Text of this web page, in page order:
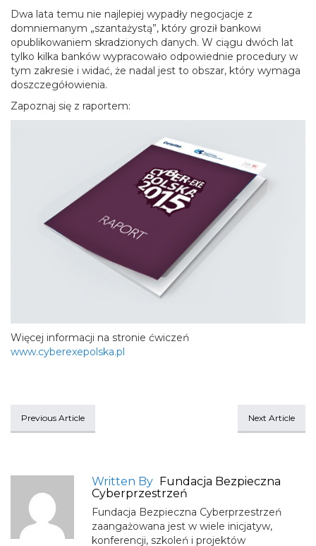
Dwa lata temu nie najlepiej wypadły negocjacje z
domniemanym „szantażystą”, który groził bankowi
opublikowaniem skradzionych danych. W ciągu dwóch lat
tylko kilka banków wypracowało odpowiednie procedury w
tym zakresie i widać, że nadal jest to obszar, który wymaga
doszczegółowienia.
Zapoznaj się z raportem:
Więcej informacji na stronie ćwiczeń
www.cyberexepolska.pl
Previous Article Next Article
Written By Fundacja Bezpieczna
Cyberprzestrzeń
Fundacja Bezpieczna Cyberprzestrzeń
zaangażowana jest w wiele inicjatyw,
konferencji, szkoleń i projektów